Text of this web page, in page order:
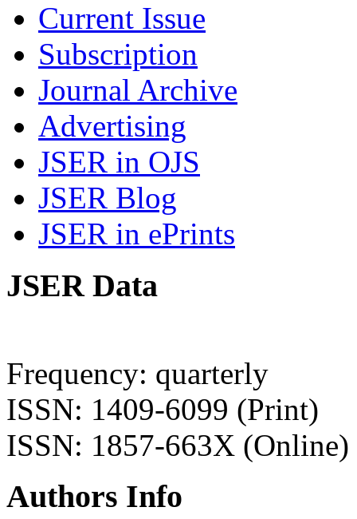
Current Issue
Subscription
Journal Archive
Advertising
JSER in OJS
JSER Blog
JSER in ePrints
JSER Data
Frequency: quarterly
ISSN: 1409-6099 (Print)
ISSN: 1857-663X (Online)
Authors Info